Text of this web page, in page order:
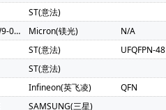
ST(意法)
MT25QL512ABB1EW9-0SIT Micron(镁光) N/A
ST(意法) UFQFPN-48
ST(意法)
Infineon(英飞凌) QFN
SAMSUNG(三星)